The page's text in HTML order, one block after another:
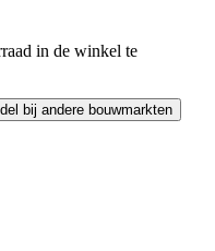
in de winkel te
bij andere bouwmarkten